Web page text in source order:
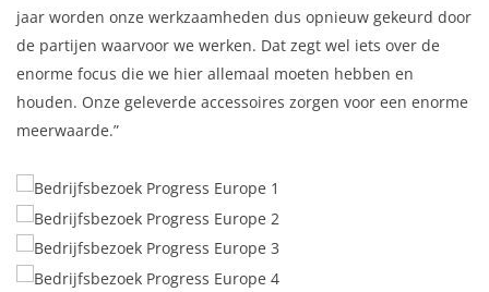
jaar worden onze werkzaamheden dus opnieuw gekeurd door
de partijen waarvoor we werken. Dat zegt wel iets over de
enorme focus die we hier allemaal moeten hebben en
houden. Onze geleverde accessoires zorgen voor een enorme
meerwaarde.”